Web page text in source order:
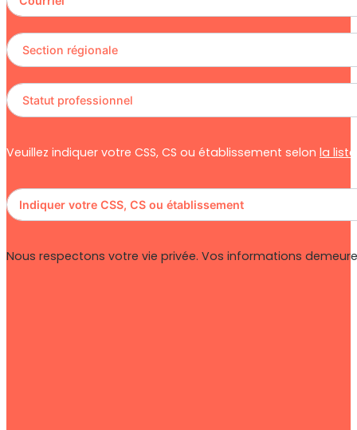
Veuillez indiquer votre CSS, CS ou établissement selon la
Nous respectons votre vie privée. Vos informations